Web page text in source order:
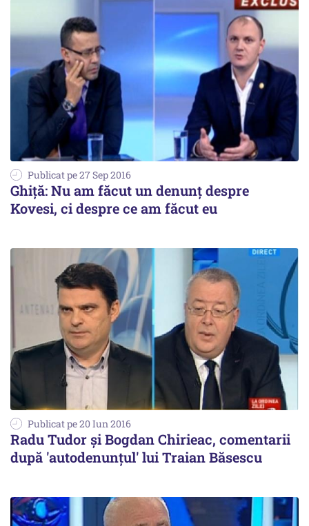
Publicat pe 27 Sep 2016
Ghiță: Nu am făcut un denunț despre
Kovesi, ci despre ce am făcut eu
Publicat pe 20 Iun 2016
Radu Tudor și Bogdan Chirieac, comentarii
după 'autodenunțul' lui Traian Băsescu